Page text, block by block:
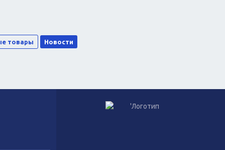
товары Новости